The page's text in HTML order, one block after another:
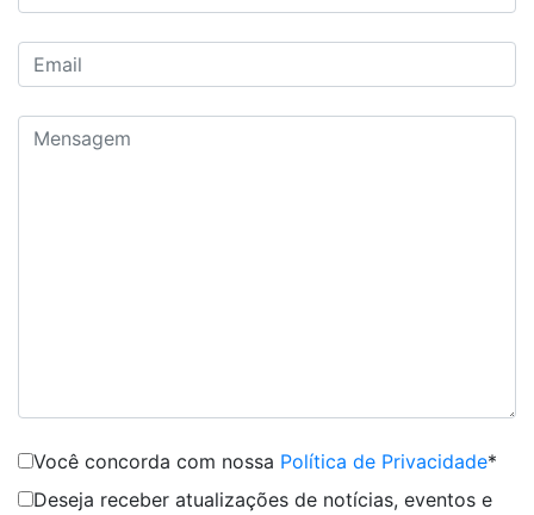
Você concorda com nossa Política de Privacidade*
Deseja receber atualizações de notícias, eventos e